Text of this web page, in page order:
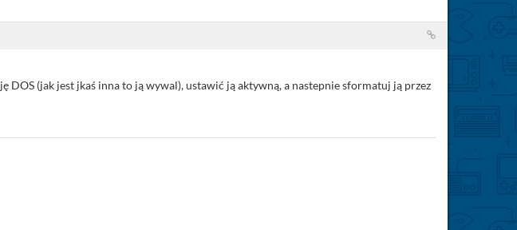
DOS (jak jest jkaś inna to ją wywal), ustawić ją aktywną, a nastepnie sformatuj ją przez